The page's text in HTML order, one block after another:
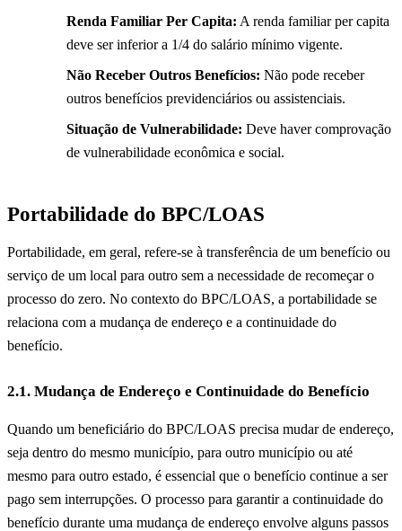
Renda Familiar Per Capita: A renda familiar per capita
deve ser inferior a 1/4 do salário mínimo vigente.
Não Receber Outros Benefícios: Não pode receber
outros benefícios previdenciários ou assistenciais.
Situação de Vulnerabilidade: Deve haver comprovação
de vulnerabilidade econômica e social.
Portabilidade do BPC/LOAS
Portabilidade, em geral, refere-se à transferência de um benefício ou
serviço de um local para outro sem a necessidade de recomeçar o
processo do zero. No contexto do BPC/LOAS, a portabilidade se
relaciona com a mudança de endereço e a continuidade do
benefício.
2.1. Mudança de Endereço e Continuidade do Benefício
Quando um beneficiário do BPC/LOAS precisa mudar de endereço,
seja dentro do mesmo município, para outro município ou até
mesmo para outro estado, é essencial que o benefício continue a ser
pago sem interrupções. O processo para garantir a continuidade do
benefício durante uma mudança de endereço envolve alguns passos